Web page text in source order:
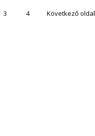
3 4 Következő oldal